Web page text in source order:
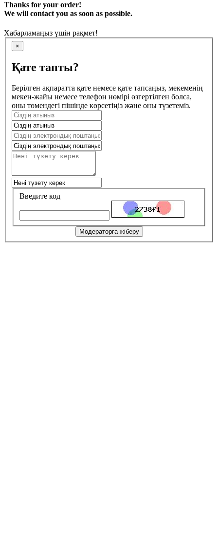
Thanks for your order!
We will contact you as soon as possible.
Хабарламаңыз үшін рақмет!
×
Қате тапты?
Берілген ақпаратта қате немесе қате тапсаңыз, мекеменің
мекен-жайы немесе телефон нөмірі өзгертілген болса,
оны төмендегі пішінде көрсетіңіз және оны түзетеміз.
Введите код
Модераторға жіберу